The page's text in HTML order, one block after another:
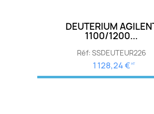
DEUTERIUM
1100/1200...
Réf: SSDEUTEUR226
1 128,24 € HT